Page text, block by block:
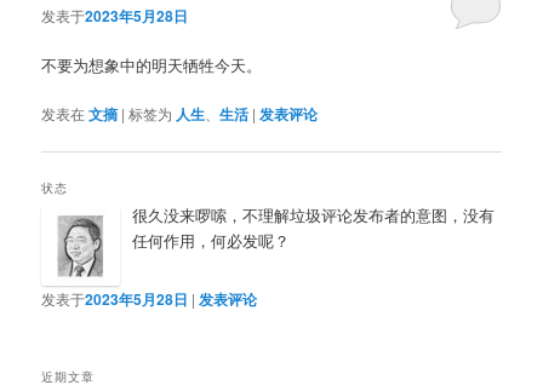
发表于2023年5月28日
不要为想象中的明天牺牲今天。
发表在文摘 |标签为 人生 、生活 | 发表评论
状态
很久没来啰嗦，不理解垃圾评论发布者的意图，没有
任何作用，何必发呢？
发表于2023年5月28日 | 发表评论
近期文章